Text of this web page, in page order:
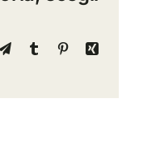
TelegramTumblr PinterestXing